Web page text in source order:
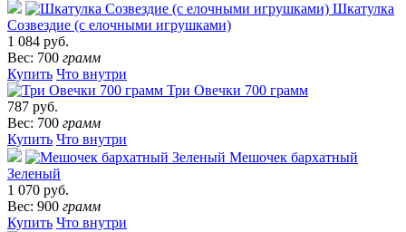
Шкатулка
Созвездие (с елочными игрушками)
1 084 руб.
Вес: 700 грамм
Купить Что внутри
Три Овечки 700 грамм
787 руб.
Вес: 700 грамм
Купить Что внутри
Мешочек бархатный
Зеленый
1 070 руб.
Вес: 900 грамм
Купить Что внутри